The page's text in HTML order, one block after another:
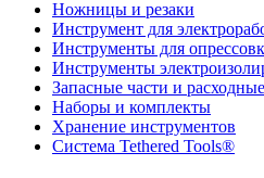
Ножницы и резаки
Инструмент для
Инструменты для
Инструменты
Запасные части и
Наборы и комплекты
Хранение инс­тру­мен­тов
Система Tethered Tools®